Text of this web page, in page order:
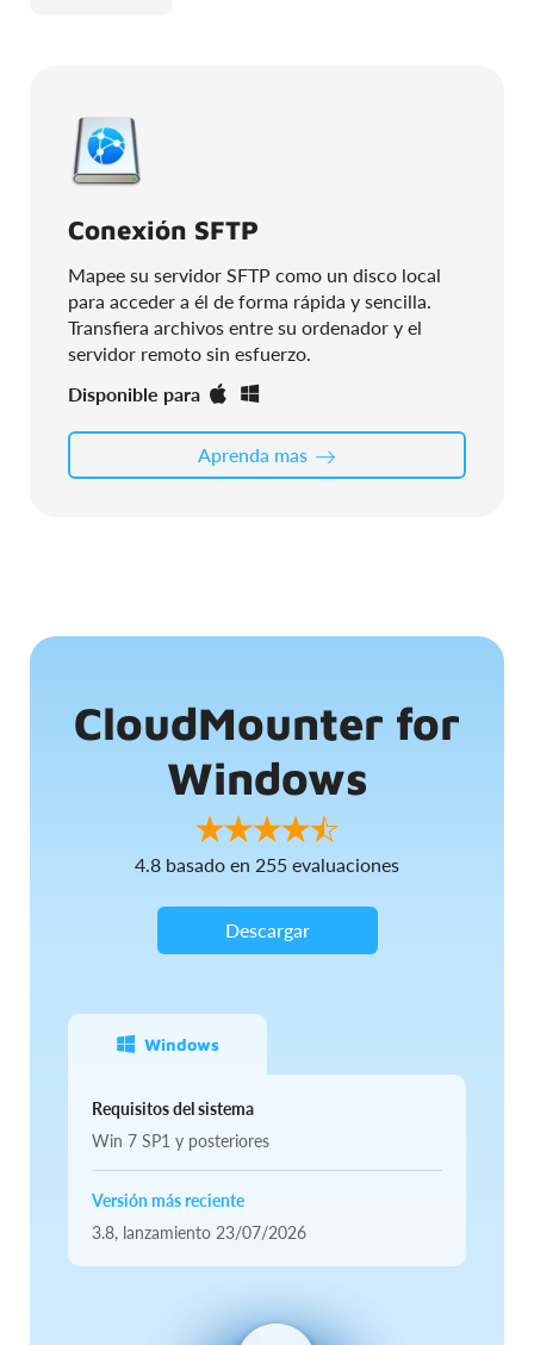
Conexión SFTP
Mapee su servidor SFTP como un disco local
para acceder a él de forma rápida y sencilla.
Transfiera archivos entre su ordenador y el
servidor remoto sin esfuerzo.
Disponible para
Aprenda mas
CloudMounter for
Windows
4.8 basado en 255 evaluaciones
Descargar
Windows
Requisitos del sistema
Win 7 SP1 y posteriores
Versión más reciente
3.8, lanzamiento 23/07/2026